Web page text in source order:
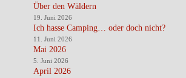
Über den Wäldern
19. Juni 2026
Ich hasse Camping… oder doch nicht?
11. Juni 2026
Mai 2026
5. Juni 2026
April 2026